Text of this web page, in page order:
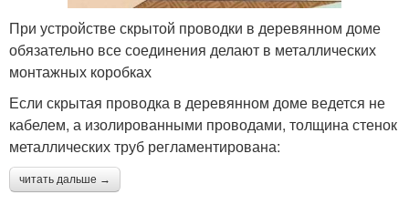
При устройстве скрытой проводки в деревянном доме
обязательно все соединения делают в металлических
монтажных коробках
Если скрытая проводка в деревянном доме ведется не
кабелем, а изолированными проводами, толщина стенок
металлических труб регламентирована:
читать дальше →